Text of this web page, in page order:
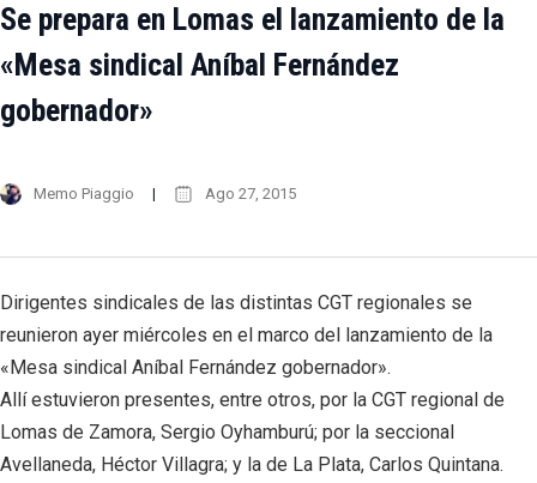
Se prepara en Lomas el lanzamiento de la
«Mesa sindical Aníbal Fernández
gobernador»
Memo Piaggio Ago 27, 2015
Dirigentes sindicales de las distintas CGT regionales se
reunieron ayer miércoles en el marco del lanzamiento de la
«Mesa sindical Aníbal Fernández gobernador».
Allí estuvieron presentes, entre otros, por la CGT regional de
Lomas de Zamora, Sergio Oyhamburú; por la seccional
Avellaneda, Héctor Villagra; y la de La Plata, Carlos Quintana.